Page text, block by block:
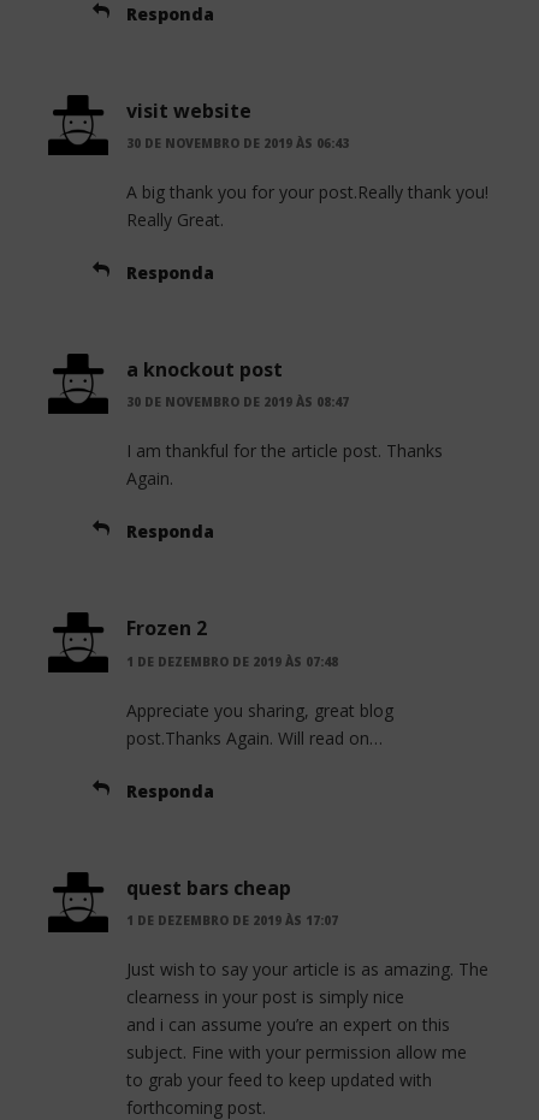
Responda
visit website
30 DE NOVEMBRO DE 2019 ÀS 06:43
A big thank you for your post.Really thank you!
Really Great.
Responda
a knockout post
30 DE NOVEMBRO DE 2019 ÀS 08:47
I am thankful for the article post. Thanks
Again.
Responda
Frozen 2
1 DE DEZEMBRO DE 2019 ÀS 07:48
Appreciate you sharing, great blog
post.Thanks Again. Will read on…
Responda
quest bars cheap
1 DE DEZEMBRO DE 2019 ÀS 17:07
Just wish to say your article is as amazing. The
clearness in your post is simply nice
and i can assume you’re an expert on this
subject. Fine with your permission allow me
to grab your feed to keep updated with
forthcoming post.